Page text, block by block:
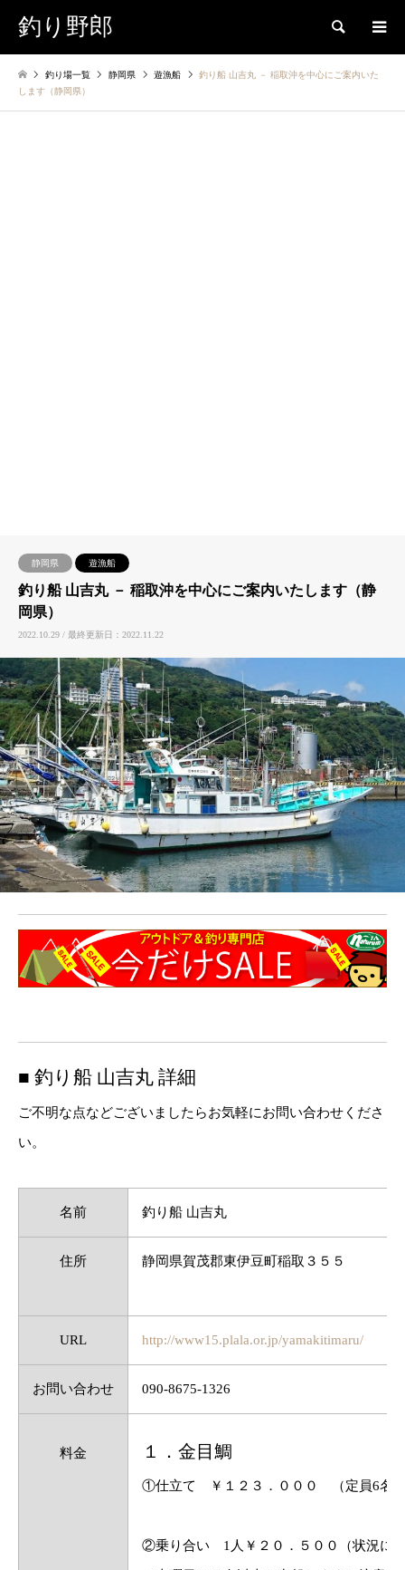
釣り野郎 検索
釣り場一覧 静岡県 遊漁船
釣り船 山吉丸 － 稲取沖を中心にご案内いた
します（静岡県）
静岡県 遊漁船
釣り船 山吉丸 － 稲取沖を中心にご案内いたします（静
岡県）
2022.10.29 / 最終更新日：2022.11.22
■ 釣り船 山吉丸 詳細
ご不明な点などございましたらお気軽にお問い合わせくださ
い。
名前 釣り船 山吉丸
住所 静岡県賀茂郡東伊豆町稲取３５５
URL http://www15.plala.or.jp/yamakitimaru/
お問い合わせ 090-8675-1326
料金 １．金目鯛
①仕立て ￥１２３．０００ （定員6名
②乗り合い 1人￥２０．５００（状況に